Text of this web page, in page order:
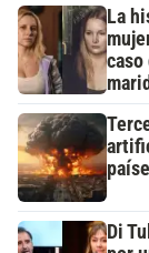
La
caso
Di